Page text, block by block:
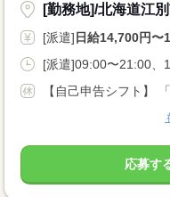
[勤務地]/北海道江
[派遣]日給14,700円〜
[派遣]09:00〜21:00、
応募す